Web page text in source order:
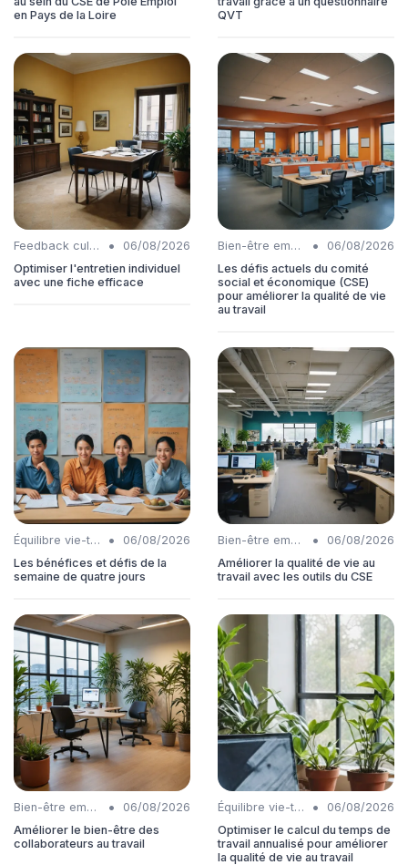
en Pays de la Loire
QVT
Feedback culture •
06/08/2026
Optimiser l'entretien individuel
avec une fiche efficace
Bien-être employés •
06/08/2026
Les défis actuels du comité
social et économique (CSE)
pour améliorer la qualité de vie
au travail
Équilibre vie-travail •
06/08/2026
Les bénéfices et défis de la
semaine de quatre jours
Bien-être employés •
06/08/2026
Améliorer la qualité de vie au
travail avec les outils du CSE
Bien-être employés •
06/08/2026
Améliorer le bien-être des
collaborateurs au travail
Équilibre vie-travail •
06/08/2026
Optimiser le calcul du temps de
travail annualisé pour améliorer
la qualité de vie au travail